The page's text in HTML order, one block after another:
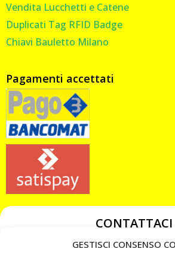
GESTISCI CONSENSO
Vendita Lucchetti e Catene
Duplicati Tag RFID Badge
Chiavi Bauletto Milano
Pagamenti accettati
CONTATTACI
349 3863811